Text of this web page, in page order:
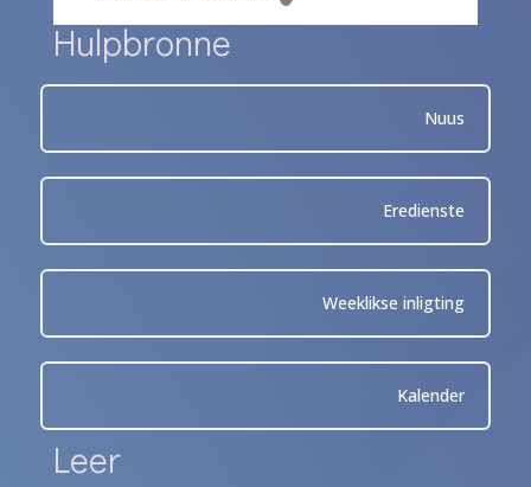
Hulpbronne
Nuus
Eredienste
Weeklikse inligting
Kalender
Leer